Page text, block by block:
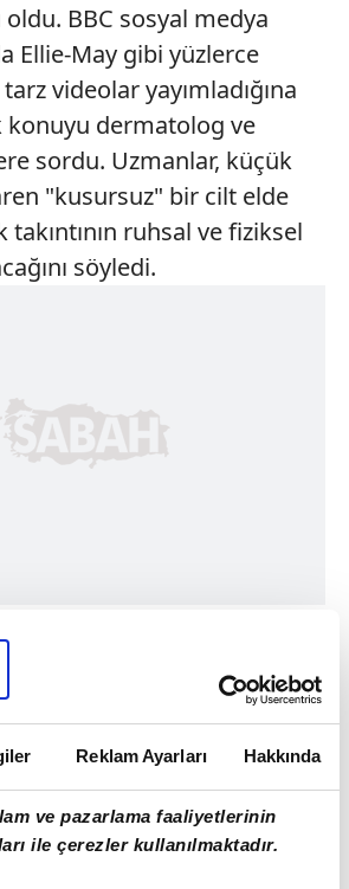
Reklam Ayarları Hakkında
ve pazarlama faaliyetlerinin
ile çerezler kullanılmaktadır.
BBC sosyal medya
Ellie-May gibi yüzlerce
videolar yayımladığına
konuyu dermatolog ve
sordu. Uzmanlar, küçük
"kusursuz" bir cilt elde
ruhsal ve fiziksel
söyledi.